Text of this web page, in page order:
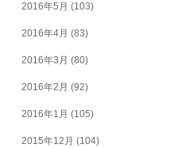
2016年5月 (103)
2016年4月 (83)
2016年3月 (80)
2016年2月 (92)
2016年1月 (105)
2015年12月 (104)